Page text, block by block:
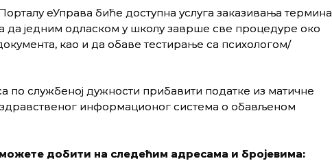
еУправа биће доступна услуга заказивања термина
да једним одласком у школу заврше све процедуре око
као и да обаве тестирање са психологом/
по службеној дужности прибавити податке из матичне
информационог система о обављеном
добити на следећим адресама и бројевима: